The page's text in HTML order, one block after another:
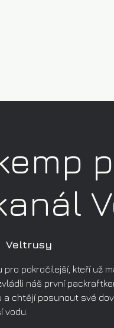
Veltrusy
pokročilejší, kteří už
náš první
chtějí posunout své
vodu.